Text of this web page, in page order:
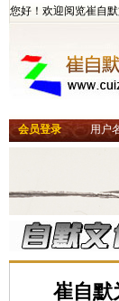
您好！欢迎阅览崔自
会员登录 用户
崔自默